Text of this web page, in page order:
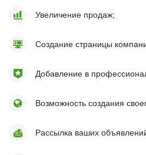
Увеличение продаж;
Создание страницы
Добавление в
Возможность создания
Рассылка ваших